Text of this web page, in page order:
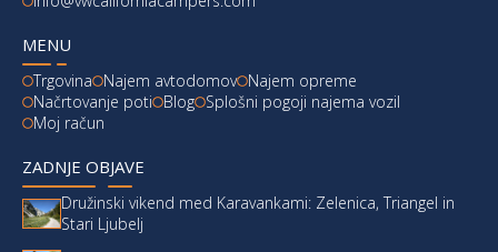
MENU
Trgovina Najem avtodomov Najem opreme
Načrtovanje poti
Blog Splošni pogoji najema vozil
Moj račun
ZADNJE OBJAVE
Družinski vikend med Karavankami: Zelenica, Triangel in
Stari Ljubelj